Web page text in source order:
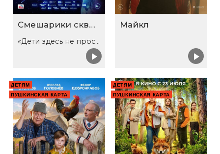
Смешарики сквозь вселенные
«Дети здесь не просто так»
Майкл
ДЕТЯМ
ПУШКИНСКАЯ КАРТА
ДЕТЯМ
ПУШКИНСКАЯ КАРТА